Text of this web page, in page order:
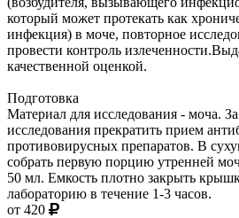
который может протекать как
инфекция) в моче, повторное
провести контроль
качественной оценкой.
Подготовка
Материал для исследования - моча.
исследования прекратить прием
противовирусных препаратов. В
собрать первую порцию утренней
50 мл. Емкость плотно закрыть
лабораторию в течение 1-3 часов.
от 420